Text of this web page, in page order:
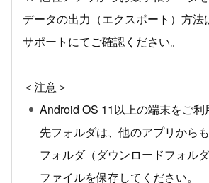
データの出力（エクスポート）方
サポートにてご確認ください。
＜注意＞
Android OS 11以上の端末をご利
先フォルダは、他のアプリから
フォルダ（ダウンロードフォルダ
ファイルを保存してください。